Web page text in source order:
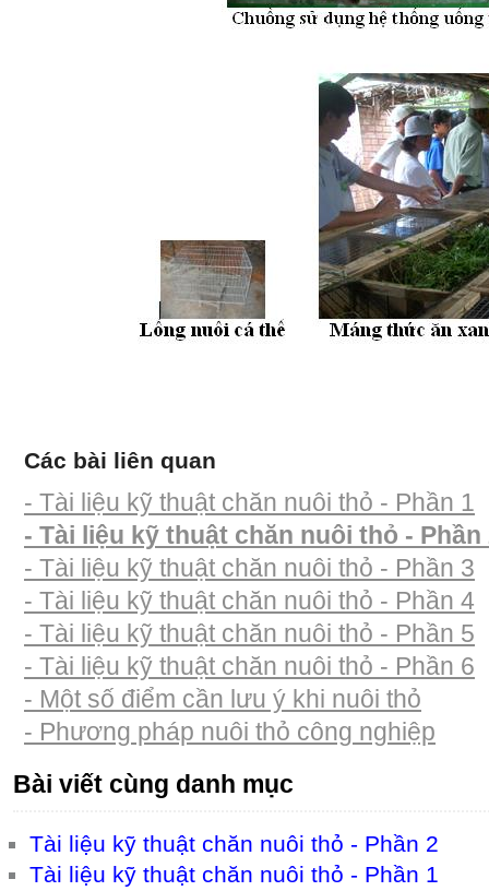
Các bài liên quan
- Tài liệu kỹ thuật chăn nuôi thỏ - Phần 1
- Tài liệu kỹ thuật chăn nuôi thỏ - Phần
- Tài liệu kỹ thuật chăn nuôi thỏ - Phần 3
- Tài liệu kỹ thuật chăn nuôi thỏ - Phần 4
- Tài liệu kỹ thuật chăn nuôi thỏ - Phần 5
- Tài liệu kỹ thuật chăn nuôi thỏ - Phần 6
- Một số điểm cần lưu ý khi nuôi thỏ
- Phương pháp nuôi thỏ công nghiệp
Bài viết cùng danh mục
Tài liệu kỹ thuật chăn nuôi thỏ - Phần 2
Tài liệu kỹ thuật chăn nuôi thỏ - Phần 1